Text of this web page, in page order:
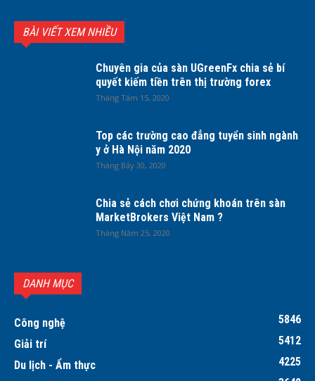
BÀI VIẾT XEM NHIỀU
Chuyên gia của sàn UGreenFx chia sẻ bí
quyết kiếm tiền trên thị trường forex
Tháng Tám 15, 2020
Top các trường cao đẳng tuyển sinh ngành
y ở Hà Nội năm 2020
Tháng Bảy 30, 2020
Chia sẻ cách chơi chứng khoán trên sàn
MarketBrokers Việt Nam ?
Tháng Năm 25, 2020
DANH MỤC
Công nghệ
5846
Giải trí
5412
Du lịch - Ẩm thực
4225